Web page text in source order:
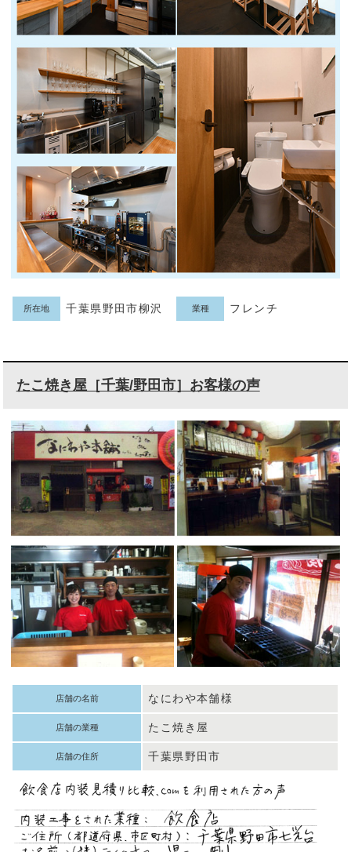
所在地 千葉県野田市柳沢 業種 フレンチ
たこ焼き屋［千葉/野田市］お客様の声
店舗の名前 なにわや本舗様
店舗の業種 たこ焼き屋
店舗の住所 千葉県野田市